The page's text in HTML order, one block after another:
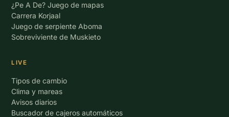
¿Pe A De? Juego de mapas
Carrera Korjaal
Juego de serpiente Aboma
Sobreviviente de Muskieto
LIVE
Tipos de cambio
Clima y mareas
Avisos diarios
Buscador de cajeros automáticos